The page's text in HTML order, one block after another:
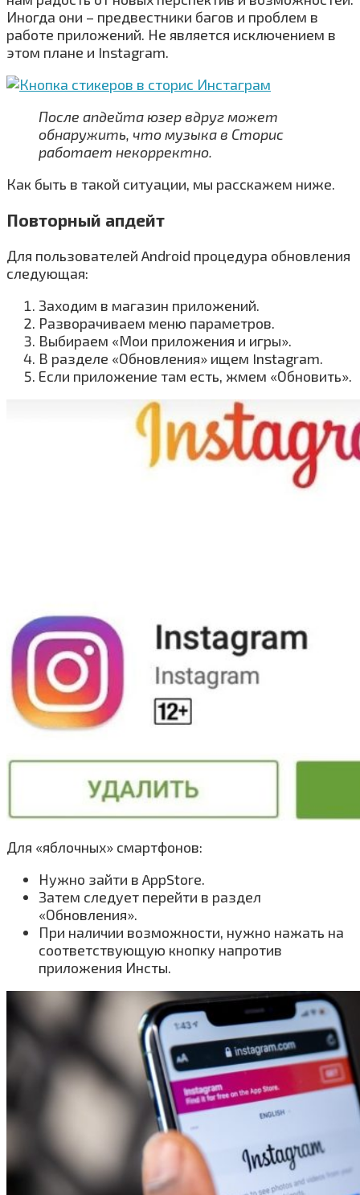
Иногда они – предвестники багов и проблем в
работе приложений. Не является исключением в
этом плане и Instagram.
После апдейта юзер вдруг может
обнаружить, что музыка в Сторис
работает некорректно.
Как быть в такой ситуации, мы расскажем ниже.
Повторный апдейт
Для пользователей Android процедура обновления
следующая:
Заходим в магазин приложений.
Разворачиваем меню параметров.
Выбираем «Мои приложения и игры».
В разделе «Обновления» ищем Instagram.
Если приложение там есть, жмем «Обновить».
Для «яблочных» смартфонов:
Нужно зайти в AppStore.
Затем следует перейти в раздел
«Обновления».
При наличии возможности, нужно нажать на
соответствующую кнопку напротив
приложения Инсты.